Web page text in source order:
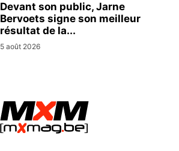
Devant son public, Jarne
Bervoets signe son meilleur
résultat de la...
5 août 2026